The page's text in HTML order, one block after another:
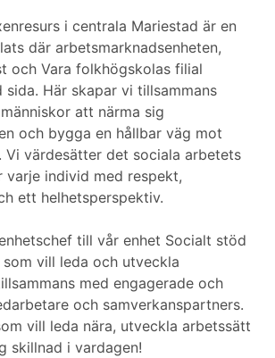
i centrala Mariestad är en
där arbetsmarknadsenheten,
och Vara folkhögskolas filial
Här skapar vi tillsammans
att närma sig
och bygga en hållbar väg mot
Vi värdesätter det sociala arbetets
individ med respekt,
ett helhetsperspektiv.
till vår enhet Socialt stöd
vill leda och utveckla
med engagerade och
och samverkanspartners.
vill leda nära, utveckla arbetssätt
skillnad i vardagen!